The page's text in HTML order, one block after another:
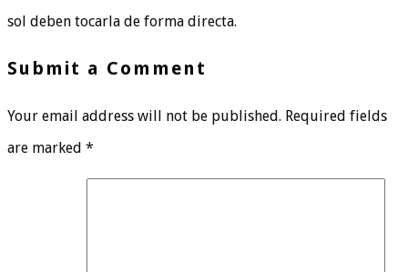
sol deben tocarla de forma directa.
Submit a Comment
Your email address will not be published. Required fields
are marked *